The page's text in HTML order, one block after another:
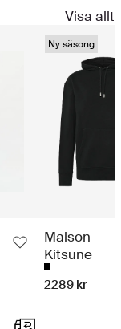
Visa allt
Ny säsong
Maison
Kitsune
2289 kr